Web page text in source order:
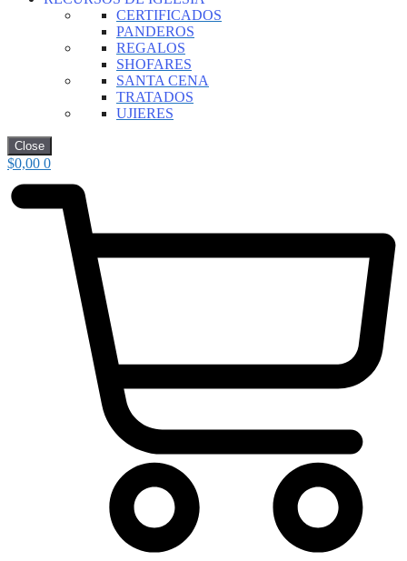
CERTIFICADOS
PANDEROS
REGALOS
SHOFARES
SANTA CENA
TRATADOS
UJIERES
Close
$0,00 0